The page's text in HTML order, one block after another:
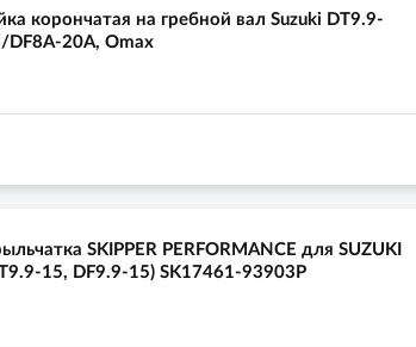
корончатая на гребной вал Suzuki DT9.9-
DF8A-20A, Omax
SKIPPER PERFORMANCE для SUZUKI
15, DF9.9-15) SK17461-93903P